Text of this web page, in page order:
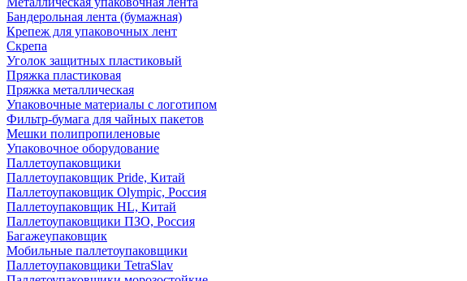
Бандерольная лента (бумажная)
Крепеж для упаковочных лент
Скрепа
Уголок защитных пластиковый
Пряжка пластиковая
Пряжка металлическая
Упаковочные материалы с логотипом
Фильтр-бумага для чайных пакетов
Мешки полипропиленовые
Упаковочное оборудование
Паллетоупаковщики
Паллетоупаковщик Pride, Китай
Паллетоупаковщик Olympic, Россия
Паллетоупаковщик HL, Китай
Паллетоупаковщики ПЗО, Россия
Багажеупаковщик
Мобильные паллетоупаковщики
Паллетоупаковщики TetraSlav